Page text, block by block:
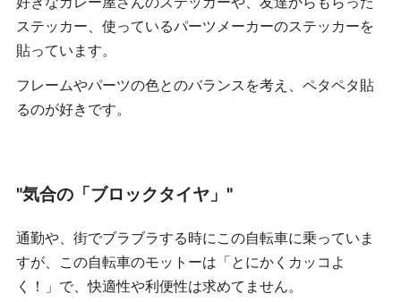
ステッカー、使っているパーツメーカーのステッカーを
貼っています。
フレームやパーツの色とのバランスを考え、ペタペタ貼
るのが好きです。
"気合の「ブロックタイヤ」"
通勤や、街でブラブラする時にこの自転車に乗っていま
すが、この自転車のモットーは「とにかくカッコよ
く！」で、快適性や利便性は求めてません。